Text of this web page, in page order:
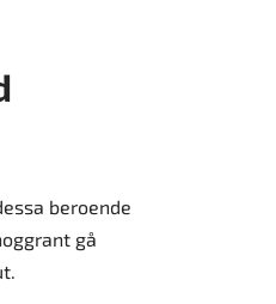
beroende
gå